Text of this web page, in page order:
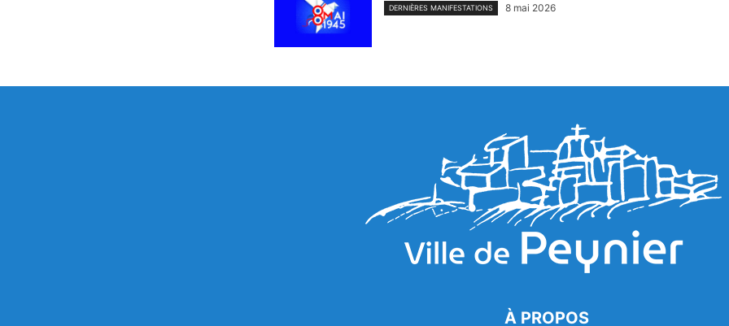
DERNIÈRES MANIFESTATIONS 8 mai 2026
À PROPOS